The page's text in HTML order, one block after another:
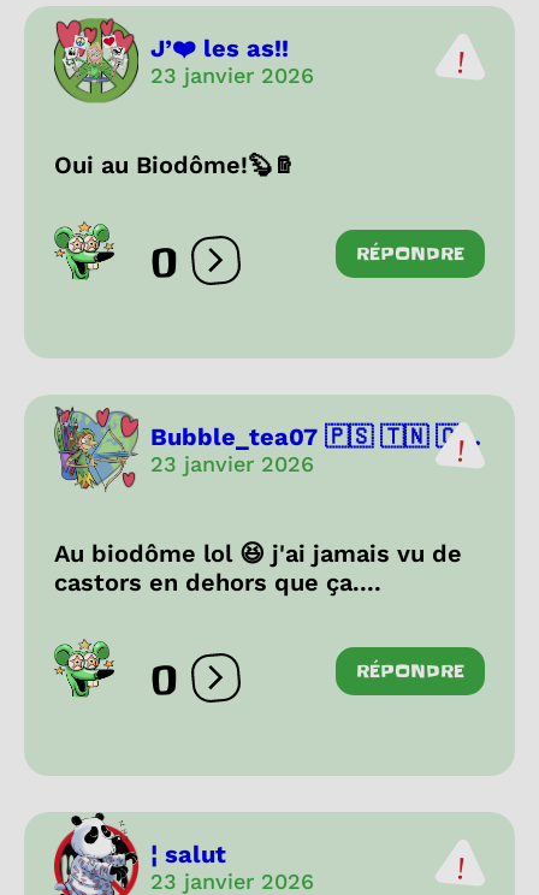
J’❤️ les as!!
23 janvier 2026
Oui au Biodôme!🦫🪵
0 Ouvrir les réactions
RÉPONDRE
Bubble_tea07 🇵🇸 🇹🇳 🇨...
23 janvier 2026
Au biodôme lol 😆 j'ai jamais vu de
castors en dehors que ça....
0 Ouvrir les réactions
RÉPONDRE
¦ salut
23 janvier 2026